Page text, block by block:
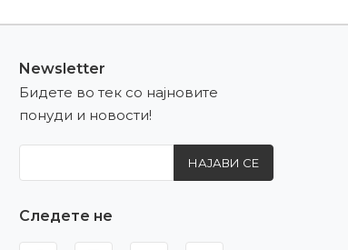
Newsletter
Бидете во тек со најновите
понуди и новости!
НАЈАВИ СЕ
Следете не